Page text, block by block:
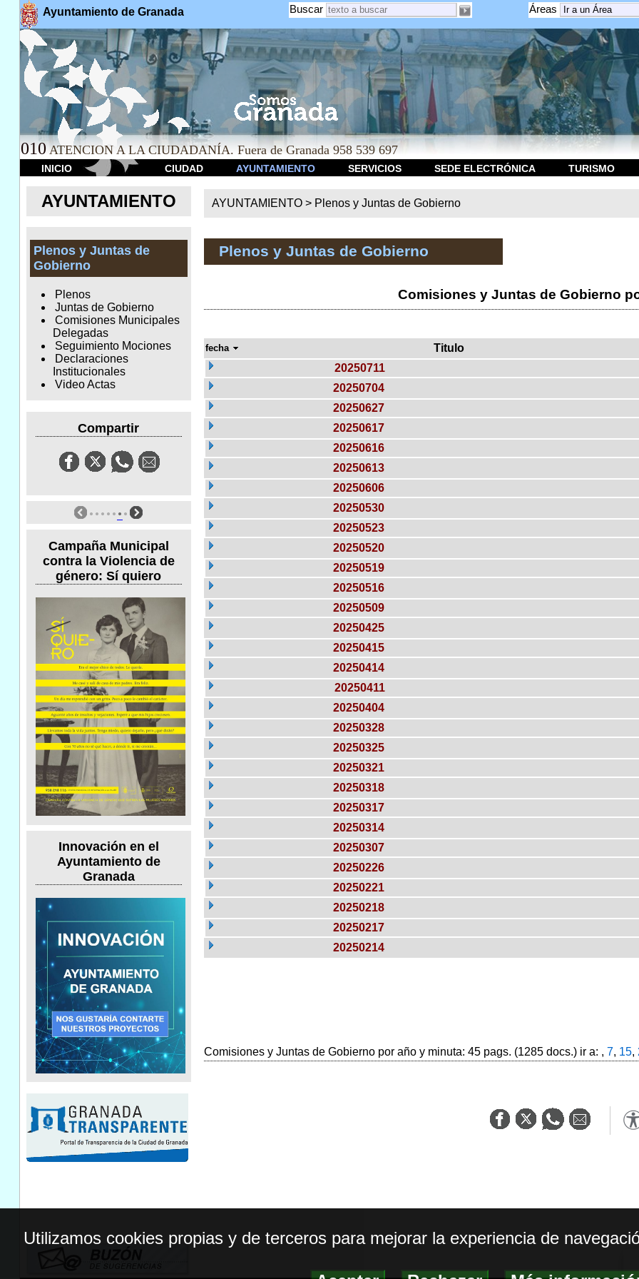
Ayuntamiento de Granada Áreas
Buscar
010 ATENCION A LA CIUDADANÍA. Fuera de Granada 958 539 697
INICIO CIUDAD AYUNTAMIENTO SERVICIOS SEDE ELECTRÓNICA TURISMO
AYUNTAMIENTO
Plenos y Juntas de
Gobierno
Plenos
Juntas de Gobierno
Comisiones Municipales
Delegadas
Seguimiento Mociones
Declaraciones
Institucionales
Video Actas
Compartir
Campaña Municipal
contra la Violencia de
género: Sí quiero
Innovación en el
Ayuntamiento de
Granada
AYUNTAMIENTO > Plenos y Juntas de Gobierno
Plenos y Juntas de Gobierno
Comisiones y Juntas de Gobierno
fecha Titulo
20250711
20250704
20250627
20250617
20250616
20250613
20250606
20250530
20250523
20250520
20250519
20250516
20250509
20250425
20250415
20250414
20250411
20250404
20250328
20250325
20250321
20250318
20250317
20250314
20250307
20250226
20250221
20250218
20250217
20250214
Comisiones y Juntas de Gobierno por año y minuta: 45 pags. (1285 docs.) ir a: , 7, 15,
Utilizamos cookies propias y de terceros para mejorar la experiencia de